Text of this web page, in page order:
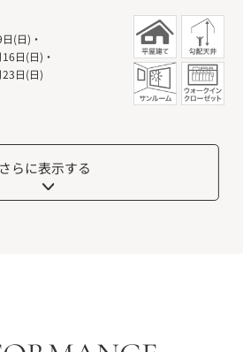
(日) ・
日(日) ・
日(日)
さらに表示する